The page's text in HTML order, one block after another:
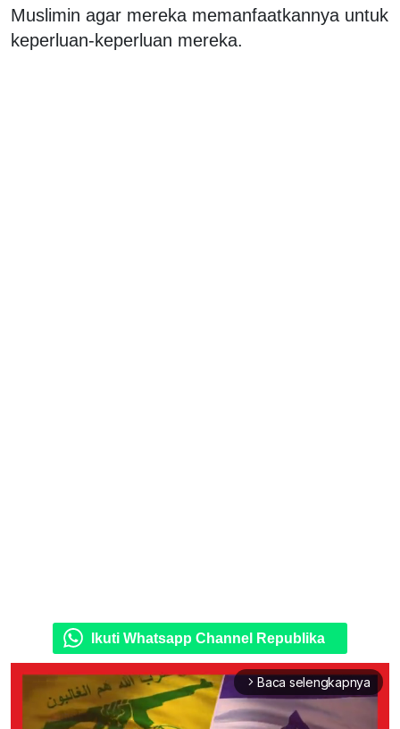
Muslimin agar mereka memanfaatkannya untuk
keperluan-keperluan mereka.
Ikuti Whatsapp Channel Republika
arrow_forward_ios Baca selengkapnya